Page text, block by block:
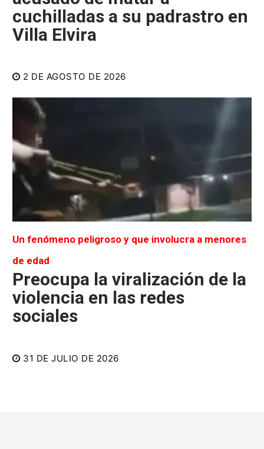
cuchilladas a su padrastro en
Villa Elvira
2 DE AGOSTO DE 2026
Un fenómeno peligroso y que involucra a menores
de edad
Preocupa la viralización de la
violencia en las redes
sociales
31 DE JULIO DE 2026